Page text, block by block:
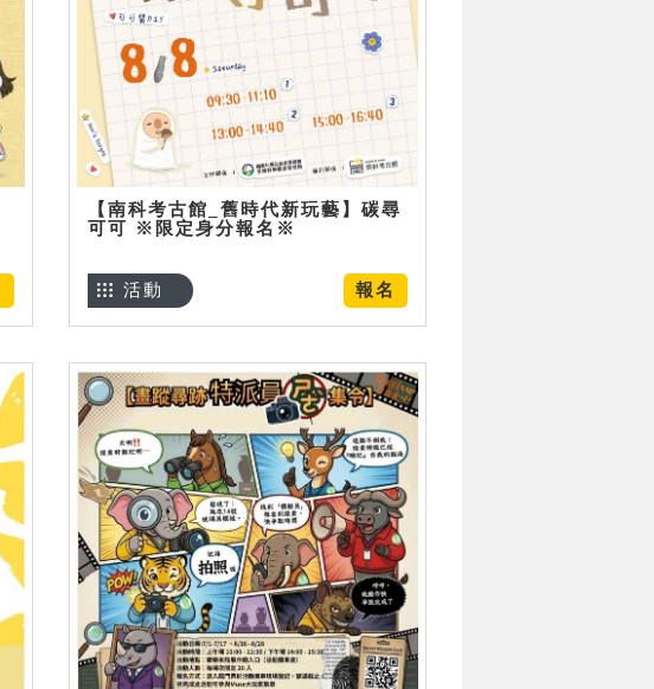
【南科考古館_舊時代新玩藝】碳尋
可可 ※限定身分報名※
報名
活動